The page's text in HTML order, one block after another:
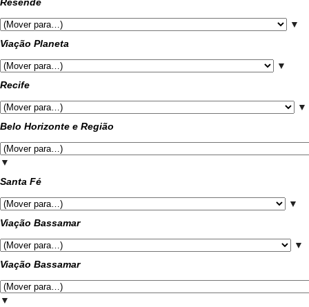
Resende
▼
Viação Planeta
▼
Recife
▼
Belo Horizonte e Região
▼
Santa Fé
▼
Viação Bassamar
▼
Viação Bassamar
▼